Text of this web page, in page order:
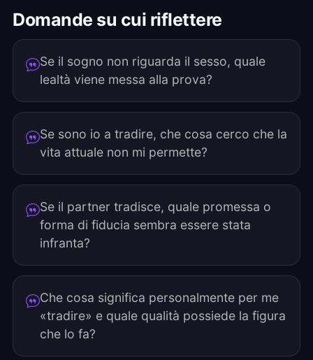
Domande su cui riflettere
Se il sogno non riguarda il sesso, quale
lealtà viene messa alla prova?
Se sono io a tradire, che cosa cerco che la
vita attuale non mi permette?
Se il partner tradisce, quale promessa o
forma di fiducia sembra essere stata
infranta?
Che cosa significa personalmente per me
«tradire» e quale qualità possiede la figura
che lo fa?